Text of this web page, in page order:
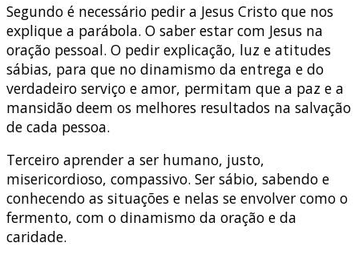
Segundo é necessário pedir a Jesus Cristo que nos
explique a parábola. O saber estar com Jesus na
oração pessoal. O pedir explicação, luz e atitudes
sábias, para que no dinamismo da entrega e do
verdadeiro serviço e amor, permitam que a paz e a
mansidão deem os melhores resultados na salvação
de cada pessoa.
Terceiro aprender a ser humano, justo,
misericordioso, compassivo. Ser sábio, sabendo e
conhecendo as situações e nelas se envolver como o
fermento, com o dinamismo da oração e da
caridade.